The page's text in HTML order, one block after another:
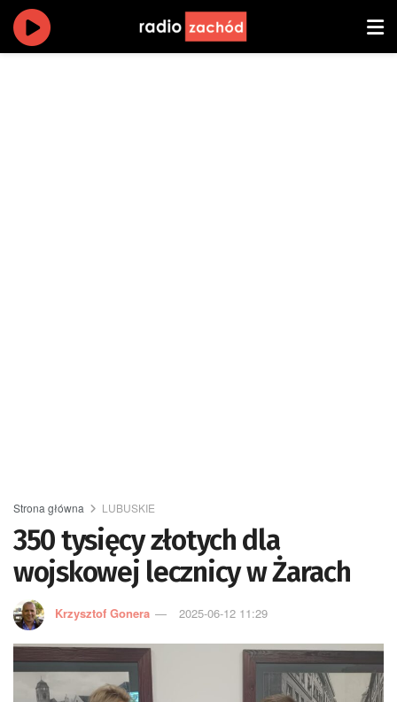
Strona główna LUBUSKIE
350 tysięcy złotych dla
wojskowej lecznicy w Żarach
Krzysztof Gonera 2025-06-12 11:29